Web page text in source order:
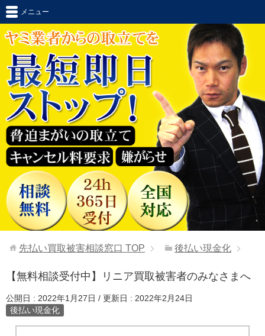
メニュー
先払い買取被害相談窓口 TOP 後払い現金化
【無料相談受付中】リニア買取被害者のみなさまへ
公開日 : 2022年1月27日 / 更新日 : 2022年2月24日
後払い現金化